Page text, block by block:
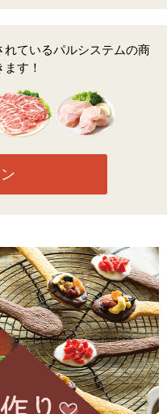
ているパルシステムの商
す！